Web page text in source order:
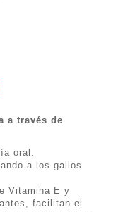
de
desde
$272.00
a través de
oral.
a los gallos
Vitamina E y
facilitan el